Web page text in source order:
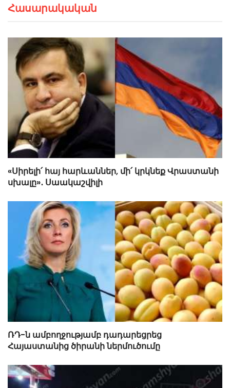
Հասարակական
«Սիրելի՛ հայ հարևաններ, մի՛ կրկնեք Վրաստանի
սխալը»․ Սաակաշվիլի
ՌԴ-ն ամբողջությամբ դադարեցրեց
Հայաստանից ծիրանի ներմուծումը